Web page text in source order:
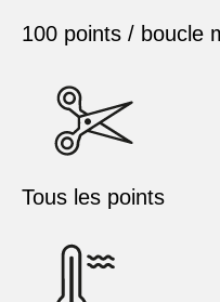
100 points / boucle
Tous les points